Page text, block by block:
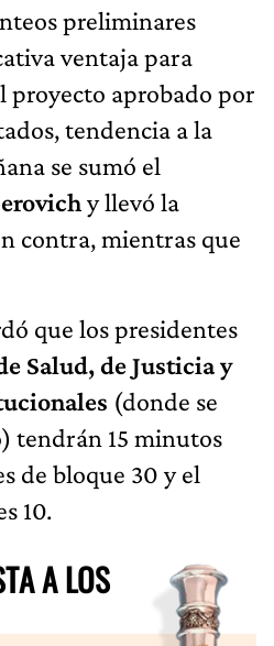
preliminares
ventaja para
proyecto aprobado por
tendencia a la
se sumó el
y llevó la
contra, mientras que
que los presidentes
Salud, de Justicia y
(donde se
tendrán 15 minutos
de bloque 30 y el
10.
A LOS